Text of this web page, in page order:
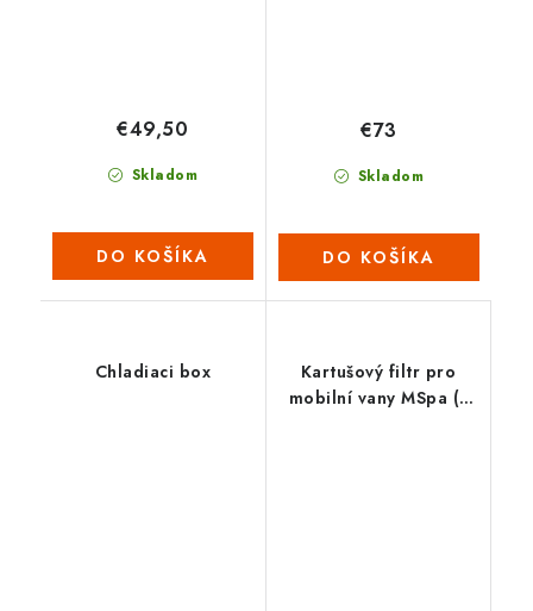
Skladom
€49,50
DO KOŠÍKA
Skladom
€73
DO KOŠÍKA
Chladiaci box
Kartušový filtr pro
mobilní vany MSpa (1